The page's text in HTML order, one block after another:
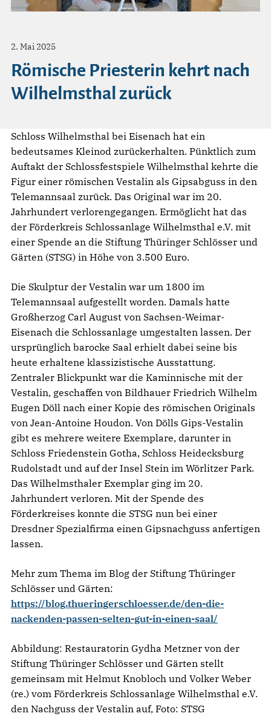
2. Mai 2025
Römische Priesterin kehrt nach
Wilhelmsthal zurück
Schloss Wilhelmsthal bei Eisenach hat ein
bedeutsames Kleinod zurückerhalten. Pünktlich zum
Auftakt der Schlossfestspiele Wilhelmsthal kehrte die
Figur einer römischen Vestalin als Gipsabguss in den
Telemannsaal zurück. Das Original war im 20.
Jahrhundert verlorengegangen. Ermöglicht hat das
der Förderkreis Schlossanlage Wilhelmsthal e.V. mit
einer Spende an die Stiftung Thüringer Schlösser und
Gärten (STSG) in Höhe von 3.500 Euro.
Die Skulptur der Vestalin war um 1800 im
Telemannsaal aufgestellt worden. Damals hatte
Großherzog Carl August von Sachsen-Weimar-
Eisenach die Schlossanlage umgestalten lassen. Der
ursprünglich barocke Saal erhielt dabei seine bis
heute erhaltene klassizistische Ausstattung.
Zentraler Blickpunkt war die Kaminnische mit der
Vestalin, geschaffen von Bildhauer Friedrich Wilhelm
Eugen Döll nach einer Kopie des römischen Originals
von Jean-Antoine Houdon. Von Dölls Gips-Vestalin
gibt es mehrere weitere Exemplare, darunter in
Schloss Friedenstein Gotha, Schloss Heidecksburg
Rudolstadt und auf der Insel Stein im Wörlitzer Park.
Das Wilhelmsthaler Exemplar ging im 20.
Jahrhundert verloren. Mit der Spende des
Förderkreises konnte die STSG nun bei einer
Dresdner Spezialfirma einen Gipsnachguss anfertigen
lassen.
Mehr zum Thema im Blog der Stiftung Thüringer
Schlösser und Gärten:
https://blog.thueringerschloesser.de/den-die-
nackenden-passen-selten-gut-in-einen-saal/
Abbildung: Restauratorin Gydha Metzner von der
Stiftung Thüringer Schlösser und Gärten stellt
gemeinsam mit Helmut Knobloch und Volker Weber
(re.) vom Förderkreis Schlossanlage Wilhelmsthal e.V.
den Nachguss der Vestalin auf, Foto: STSG